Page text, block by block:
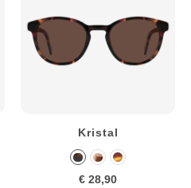
Kristal
€ 28,90